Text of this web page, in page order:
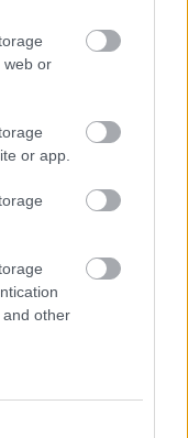
web or
or app.
other
rendőrség,